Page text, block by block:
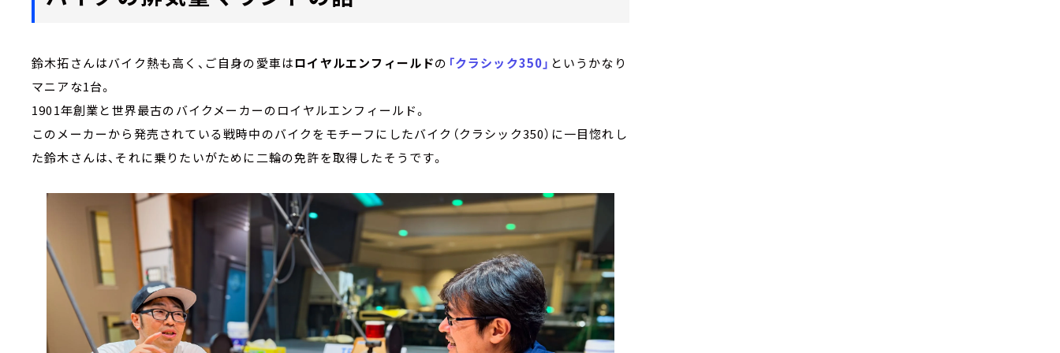
鈴木拓さんはバイク熱も高く、ご自身の愛車はロイヤルエンフィールドの 「クラシック350」 というかなり
マニアな1台。
1901年創業と世界最古のバイクメーカーのロイヤルエンフィールド。
このメーカーから発売されている戦時中のバイクをモチーフにしたバイク（クラシック350）に一目惚れし
た鈴木さんは、それに乗りたいがために二輪の免許を取得したそうです。